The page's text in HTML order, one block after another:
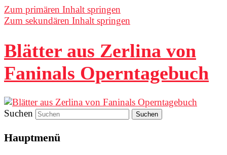
Zum primären Inhalt springen
Zum sekundären Inhalt springen
Blätter aus Zerlina von
Faninals Operntagebuch
Suchen
Hauptmenü